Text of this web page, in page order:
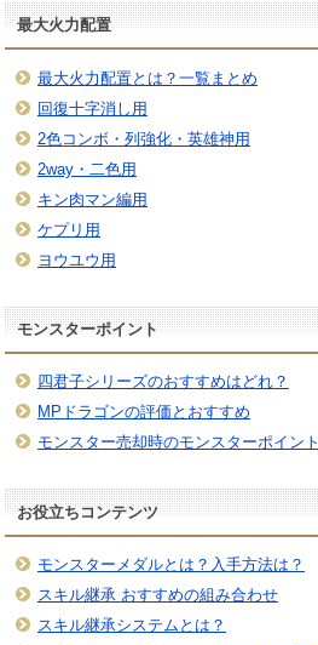
最大火力配置
最大火力配置とは？一覧まとめ
回復十字消し用
2色コンボ・列強化・英雄神用
2way・二色用
キン肉マン編用
ケプリ用
ヨウユウ用
モンスターポイント
四君子シリーズのおすすめはどれ？
MPドラゴンの評価とおすすめ
モンスター売却時のモンスターポイント
お役立ちコンテンツ
モンスターメダルとは？入手方法は？
スキル継承 おすすめの組み合わせ
スキル継承システムとは？